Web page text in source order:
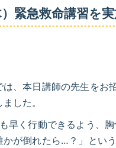
緊急救命講習を
、本日講師の先生をお
した。
早く行動できるよう、
が倒れたら…？」とい